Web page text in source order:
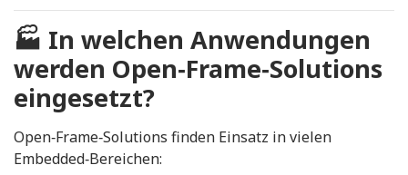
🏭 In welchen Anwendungen
werden Open‑Frame‑Solutions
eingesetzt?
Open‑Frame‑Solutions finden Einsatz in vielen
Embedded‑Bereichen: